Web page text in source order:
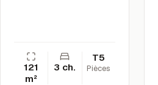
121
m²
3 ch.
T5
Pièces